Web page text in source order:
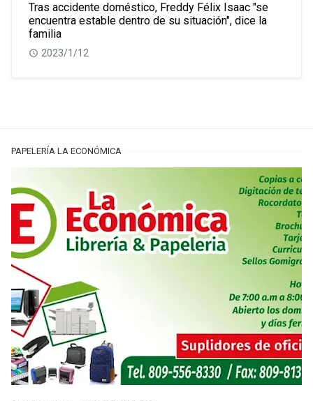
Tras accidente doméstico, Freddy Félix Isaac "se
encuentra estable dentro de su situación", dice la
familia
2023/1/12
PAPELERÍA LA ECONÓMICA